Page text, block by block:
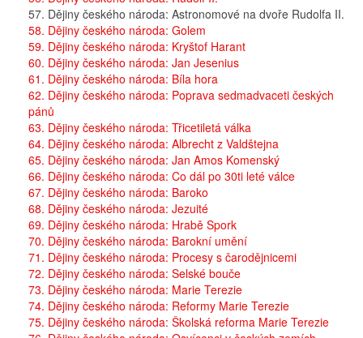
57. Dějiny českého národa: Astronomové na dvoře Rudolfa II.
58. Dějiny českého národa: Golem
59. Dějiny českého národa: Kryštof Harant
60. Dějiny českého národa: Jan Jesenius
61. Dějiny českého národa: Bíla hora
62. Dějiny českého národa: Poprava sedmadvaceti českých
pánů
63. Dějiny českého národa: Třicetiletá válka
64. Dějiny českého národa: Albrecht z Valdštejna
65. Dějiny českého národa: Jan Amos Komenský
66. Dějiny českého národa: Co dál po 30ti leté válce
67. Dějiny českého národa: Baroko
68. Dějiny českého národa: Jezuité
69. Dějiny českého národa: Hrabě Spork
70. Dějiny českého národa: Barokní umění
71. Dějiny českého národa: Procesy s čarodějnicemi
72. Dějiny českého národa: Selské bouče
73. Dějiny českého národa: Marie Terezie
74. Dějiny českého národa: Reformy Marie Terezie
75. Dějiny českého národa: Školská reforma Marie Terezie